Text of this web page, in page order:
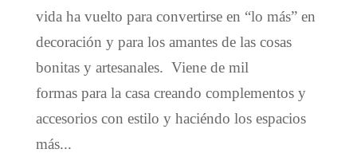
vida ha vuelto para convertirse en “lo más” en
decoración y para los amantes de las cosas
bonitas y artesanales. Viene de mil
formas para la casa creando complementos y
accesorios con estilo y haciéndo los espacios
más...